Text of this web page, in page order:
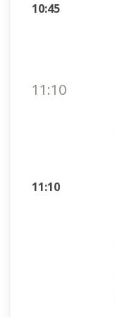
10:45
11:10
11:10